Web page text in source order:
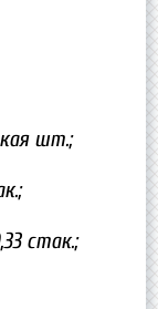
шт.;
стак.;